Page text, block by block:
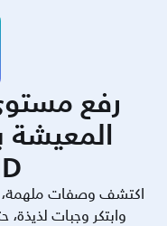
رفع
المعيشة
اكتشف وصفات ملهمة،
وابتكر وجبات